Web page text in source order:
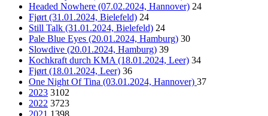
Headed Nowhere (07.02.2024, Hannover) 24
Fjørt (31.01.2024, Bielefeld) 24
Still Talk (31.01.2024, Bielefeld) 24
Pale Blue Eyes (20.01.2024, Hamburg) 30
Slowdive (20.01.2024, Hamburg) 39
Kochkraft durch KMA (18.01.2024, Leer) 34
Fjørt (18.01.2024, Leer) 36
One Night Of Tina (03.01.2024, Hannover) 37
2023 3102
2022 3723
2021 1398